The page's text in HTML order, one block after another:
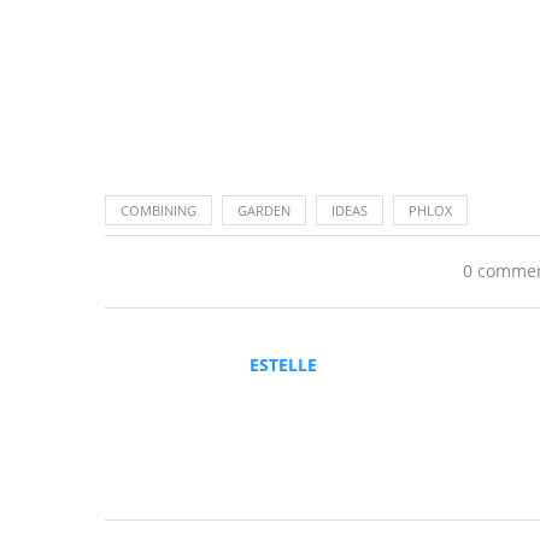
COMBINING GARDEN IDEAS PHLOX
0
ESTELLE